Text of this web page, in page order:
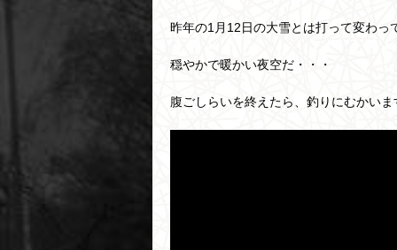
昨年の1月12日の大雪とは打って変わっ
穏やかで暖かい夜空だ・・・
腹ごしらいを終えたら、釣りにむかいま